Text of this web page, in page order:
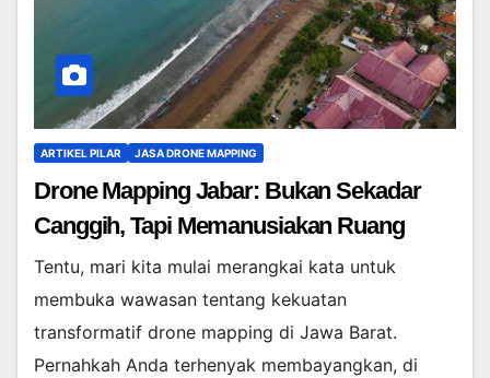
ARTIKEL PILAR JASA DRONE MAPPING
Drone Mapping Jabar: Bukan Sekadar
Canggih, Tapi Memanusiakan Ruang
Tentu, mari kita mulai merangkai kata untuk
membuka wawasan tentang kekuatan
transformatif drone mapping di Jawa Barat.
Pernahkah Anda terhenyak membayangkan, di